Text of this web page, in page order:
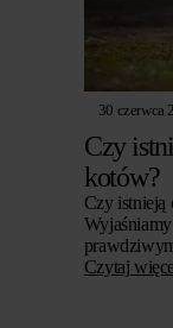
30 czerwca
Czy
kotów?
Czy istnieją
dla kotów,
Czytaj